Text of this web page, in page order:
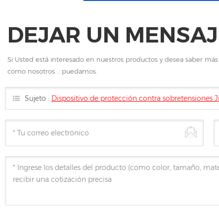
DEJAR UN
Si Usted está interesado en nuestros productos y desea saber
como nosotros .. puedamos.
Sujeto : Dispositivo de protección contra sobretensiones